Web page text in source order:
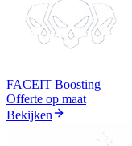
FACEIT Boosting
Offerte op maat
Bekijken